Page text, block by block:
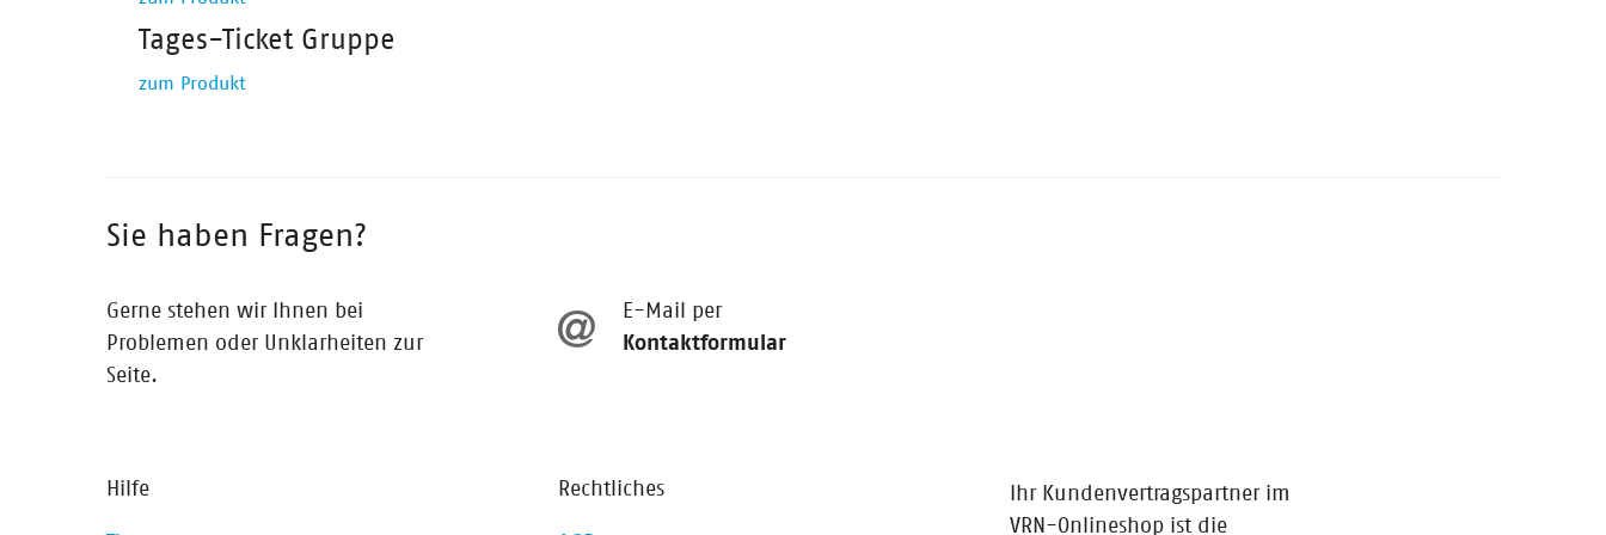
Tages-Ticket Gruppe
zum Produkt
Sie haben Fragen?
Gerne stehen wir Ihnen bei
Problemen oder Unklarheiten zur
Seite.
E-Mail per
Kontaktformular
Hilfe Rechtliches
Ihr Kundenvertragspartner im
VRN-Onlineshop ist die